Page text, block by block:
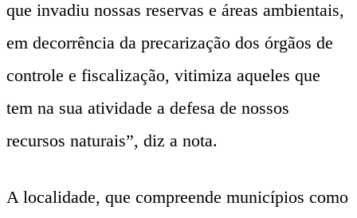
que invadiu nossas reservas e áreas ambientais,
em decorrência da precarização dos órgãos de
controle e fiscalização, vitimiza aqueles que
tem na sua atividade a defesa de nossos
recursos naturais”, diz a nota.
A localidade, que compreende municípios como